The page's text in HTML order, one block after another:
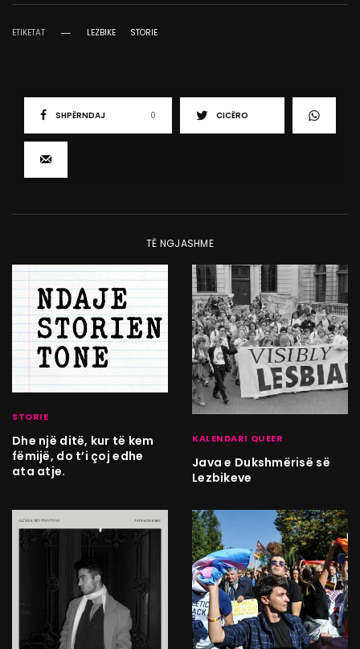
ETIKETAT LEZBIKE STORIE
SHPËRNDAJ 0 CICËRO
TË NGJASHME
STORIE
Dhe një ditë, kur të kem
fëmijë, do t’i çoj edhe
ata atje.
KALENDARI QUEER
Java e Dukshmërisë së
Lezbikeve